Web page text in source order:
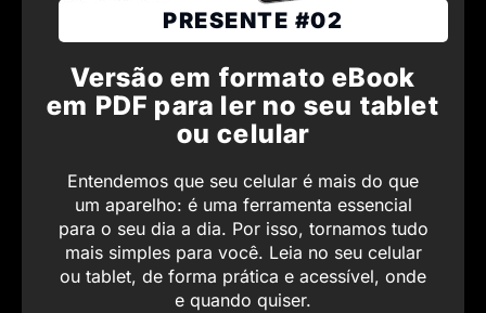
PRESENTE #02
Versão em formato eBook
em PDF para ler no seu tablet
ou celular
Entendemos que seu celular é mais do que
um aparelho: é uma ferramenta essencial
para o seu dia a dia. Por isso, tornamos tudo
mais simples para você. Leia no seu celular
ou tablet, de forma prática e acessível, onde
e quando quiser.